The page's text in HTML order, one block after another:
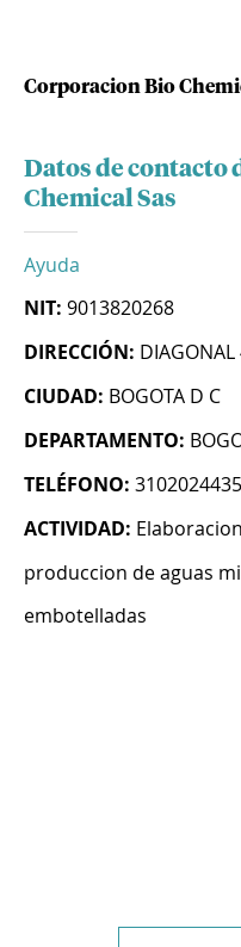
Corporacion Bio
Datos de contacto
Chemical Sas
Ayuda
NIT: 9013820268
DIRECCIÓN:
CIUDAD: BOGOTA D C
DEPARTAMENTO:
TELÉFONO: 3102024435
ACTIVIDAD:
produccion de aguas
embotelladas